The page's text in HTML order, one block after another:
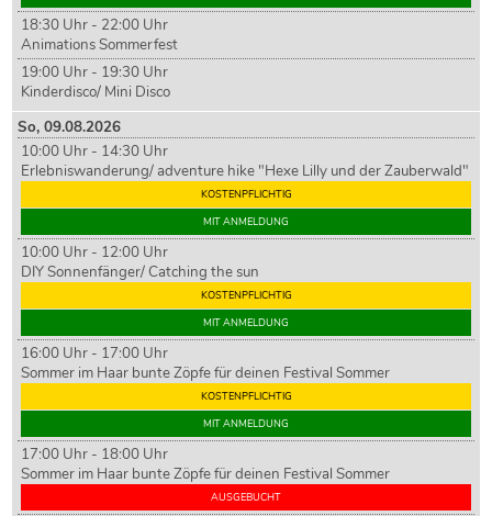
18:30 Uhr - 22:00 Uhr
Animations Sommerfest
19:00 Uhr - 19:30 Uhr
Kinderdisco/ Mini Disco
So,09.08.2026
10:00 Uhr - 14:30 Uhr
Erlebniswanderung/ adventure hike "Hexe Lilly und der Zauberwald"
KOSTENPFLICHTIG
MIT ANMELDUNG
10:00 Uhr - 12:00 Uhr
DIY Sonnenfänger/ Catching the sun
KOSTENPFLICHTIG
MIT ANMELDUNG
16:00 Uhr - 17:00 Uhr
Sommer im Haar bunte Zöpfe für deinen Festival Sommer
KOSTENPFLICHTIG
MIT ANMELDUNG
17:00 Uhr - 18:00 Uhr
Sommer im Haar bunte Zöpfe für deinen Festival Sommer
AUSGEBUCHT